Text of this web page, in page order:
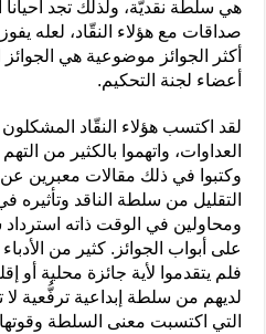
هي سلطة نقديّة، ولذلك تجد
صداقات مع هؤلاء النقّاد، لعله
أكثر الجوائز موضوعية هي
أعضاء لجنة التحكيم.
لقد اكتسب هؤلاء النقّاد
العداوات، واتهموا بالكثير من
وكتبوا في ذلك مقالات معبرين
التقليل من سلطة الناقد وتأثيره
ومحاولين في الوقت ذاته
على أبواب الجوائز. كثير من
فلم يتقدموا لأية جائزة محلية أو
لديهم من سلطة إبداعية ترفُّعية لا
التي اكتسبت معنى السلطة